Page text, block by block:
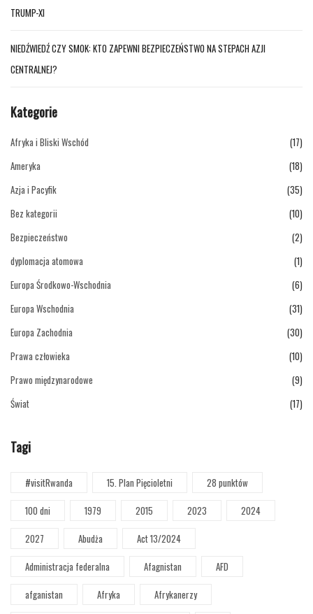
TRUMP-XI
NIEDŹWIEDŹ CZY SMOK: KTO ZAPEWNI BEZPIECZEŃSTWO NA STEPACH AZJI
CENTRALNEJ?
Kategorie
Afryka i Bliski Wschód
(17)
Ameryka
(18)
Azja i Pacyfik
(35)
Bez kategorii
(10)
Bezpieczeństwo
(2)
dyplomacja atomowa
(1)
Europa Środkowo-Wschodnia
(6)
Europa Wschodnia
(31)
Europa Zachodnia
(30)
Prawa człowieka
(10)
Prawo międzynarodowe
(9)
Świat
(17)
Tagi
#visitRwanda 15. Plan Pięcioletni
28 punktów
100 dni
1979 2015 2023
2024
2027
Abudża
Act 13/2024
Administracja federalna
Afagnistan
AFD
afganistan
Afryka
Afrykanerzy